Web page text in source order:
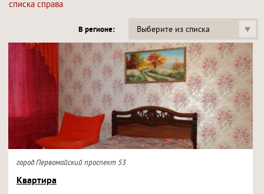
списка справа
В регионе: Выберите из списка
город Первомайский проспект 53
Квартира